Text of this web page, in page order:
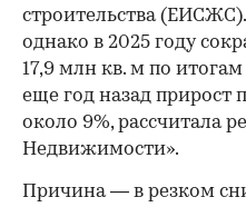
строительства
однако в 2025 году
17,9 млн кв. м по
еще год назад прирост
около 9%, рассчитала
Недвижимости».
Причина — в резком